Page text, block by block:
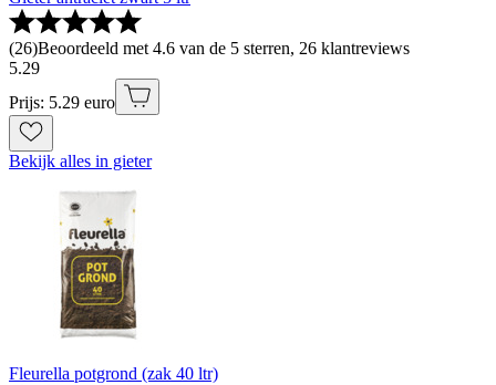
(26)Beoordeeld met 4.6 van de 5 sterren, 26 klantreviews
5.29
Prijs: 5.29 euro
Bekijk alles in gieter
Fleurella potgrond (zak 40 ltr)